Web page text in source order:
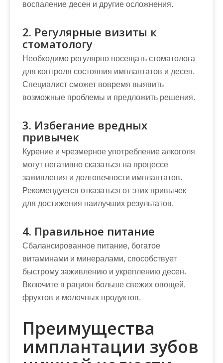
воспаление десен и другие осложнения.
2. Регулярные визиты к
стоматологу
Необходимо регулярно посещать стоматолога
для контроля состояния имплантатов и десен.
Специалист сможет вовремя выявить
возможные проблемы и предложить решения.
3. Избегание вредных
привычек
Курение и чрезмерное употребление алкоголя
могут негативно сказаться на процессе
заживления и долговечности имплантатов.
Рекомендуется отказаться от этих привычек
для достижения наилучших результатов.
4. Правильное питание
Сбалансированное питание, богатое
витаминами и минералами, способствует
быстрому заживлению и укреплению десен.
Включите в рацион больше свежих овощей,
фруктов и молочных продуктов.
Преимущества
имплантации зубов